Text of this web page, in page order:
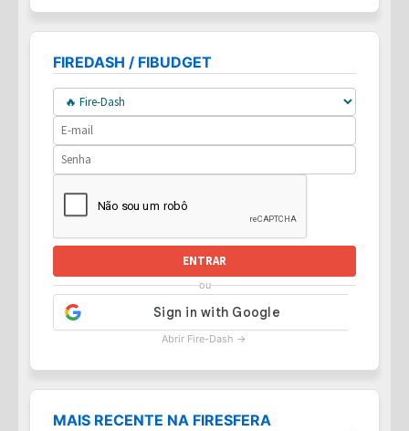
FIRE
FIREDASH / FIBUDGET
ENTRAR
ou
Abrir Fire-Dash →
MAIS RECENTE NA FIRESFERA